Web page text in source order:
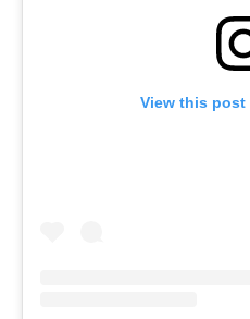
View this post